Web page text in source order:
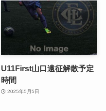
U11First山口遠征解散予定
時間
2025年5月5日